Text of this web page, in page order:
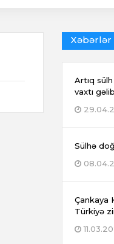
Xəbərlər
Artıq
vaxtı gəlib
Sülhə
Çankaya
Türkiyə